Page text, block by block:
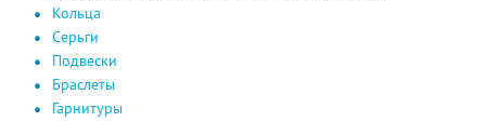
Кольца
Серьги
Подвески
Браслеты
Гарнитуры